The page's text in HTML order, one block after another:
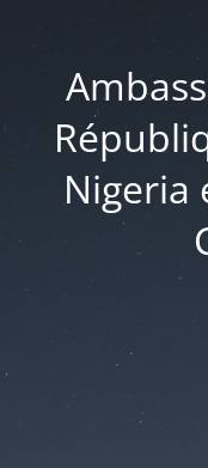
Nigeria